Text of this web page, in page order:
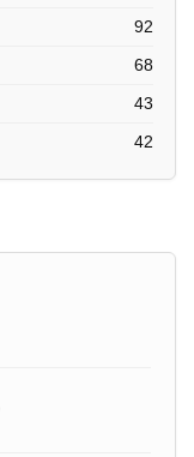
92
68
43
42